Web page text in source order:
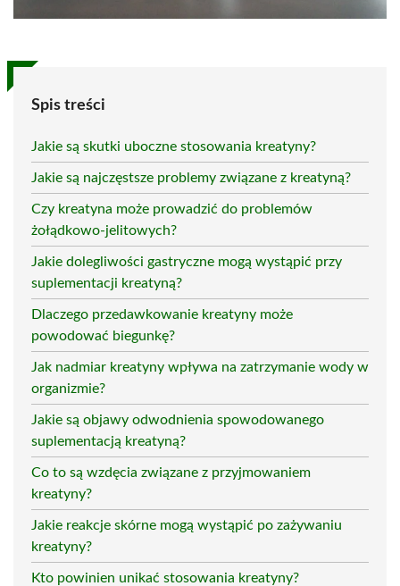
Spis treści
Jakie są skutki uboczne stosowania kreatyny?
Jakie są najczęstsze problemy związane z kreatyną?
Czy kreatyna może prowadzić do problemów
żołądkowo-jelitowych?
Jakie dolegliwości gastryczne mogą wystąpić przy
suplementacji kreatyną?
Dlaczego przedawkowanie kreatyny może
powodować biegunkę?
Jak nadmiar kreatyny wpływa na zatrzymanie wody w
organizmie?
Jakie są objawy odwodnienia spowodowanego
suplementacją kreatyną?
Co to są wzdęcia związane z przyjmowaniem
kreatyny?
Jakie reakcje skórne mogą wystąpić po zażywaniu
kreatyny?
Kto powinien unikać stosowania kreatyny?